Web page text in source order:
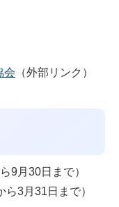
会 （外部リンク）
9月30日まで）
3月31日まで）